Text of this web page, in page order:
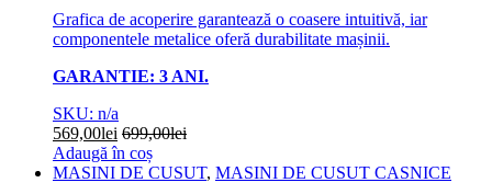
Grafica de acoperire garantează o coasere intuitivă, iar
componentele metalice oferă durabilitate mașinii.
GARANTIE: 3 ANI.
SKU: n/a
569,00lei 699,00lei
Adaugă în coș
MASINI DE CUSUT, MASINI DE CUSUT CASNICE